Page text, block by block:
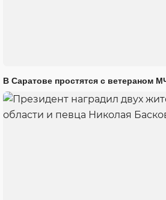
В Саратове простятся с ветераном